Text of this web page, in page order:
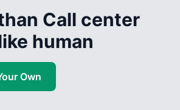
Call center
human
Own